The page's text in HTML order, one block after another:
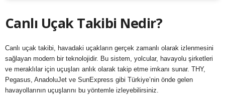
Canlı Uçak Takibi Nedir?
Canlı uçak takibi, havadaki uçakların gerçek zamanlı olarak izlenmesini
sağlayan modern bir teknolojidir. Bu sistem, yolcular, havayolu şirketleri
ve meraklılar için uçuşları anlık olarak takip etme imkanı sunar. THY,
Pegasus, AnadoluJet ve SunExpress gibi Türkiye’nin önde gelen
havayollarının uçuşlarını bu yöntemle izleyebilirsiniz.